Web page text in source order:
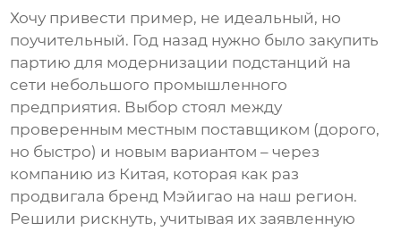
Хочу привести пример, не идеальный, но
поучительный. Год назад нужно было закупить
партию для модернизации подстанций на
сети небольшого промышленного
предприятия. Выбор стоял между
проверенным местным поставщиком (дорого,
но быстро) и новым вариантом – через
компанию из Китая, которая как раз
продвигала бренд Мэйигао на наш регион.
Решили рискнуть, учитывая их заявленную